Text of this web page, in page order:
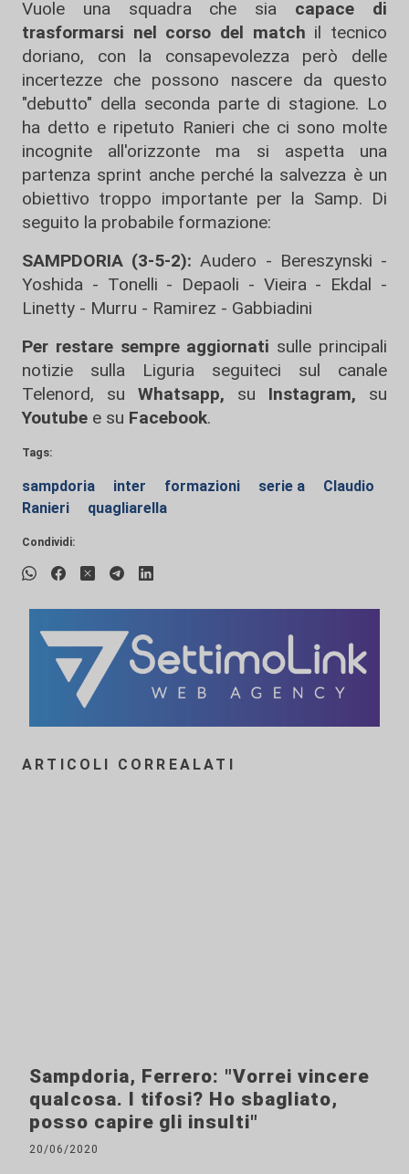
Vuole una squadra che sia capace di
trasformarsi nel corso del match il tecnico
doriano, con la consapevolezza però delle
incertezze che possono nascere da questo
"debutto" della seconda parte di stagione. Lo
ha detto e ripetuto Ranieri che ci sono molte
incognite all'orizzonte ma si aspetta una
partenza sprint anche perché la salvezza è un
obiettivo troppo importante per la Samp. Di
seguito la probabile formazione:
SAMPDORIA (3-5-2): Audero - Bereszynski -
Yoshida - Tonelli - Depaoli - Vieira - Ekdal -
Linetty - Murru - Ramirez - Gabbiadini
Per restare sempre aggiornati sulle principali
notizie sulla Liguria seguiteci sul canale
Telenord, su
Whatsapp, su Instagram, su
Youtube e su Facebook.
Tags:
sampdoria inter formazioni serie a
Claudio
Ranieri
quagliarella
Condividi:
ARTICOLI CORREALATI
Sampdoria, Ferrero: "Vorrei vincere
qualcosa. I tifosi? Ho sbagliato,
posso capire gli insulti"
20/06/2020